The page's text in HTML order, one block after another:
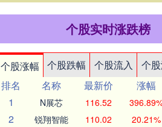
个股实时涨跌榜
个股涨幅 个股跌幅 个股流入 个
排名
名称 最新价 涨幅
1
N展芯 116.52
2 锐翔智能 110.02 20.21%